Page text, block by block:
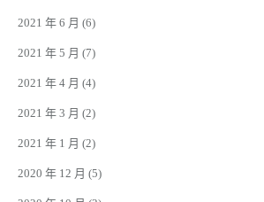
2021 年 6 月 (6)
2021 年 5 月 (7)
2021 年 4 月 (4)
2021 年 3 月 (2)
2021 年 1 月 (2)
2020 年 12 月 (5)